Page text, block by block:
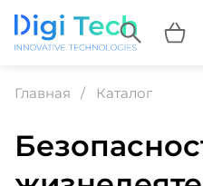
Главная Каталог